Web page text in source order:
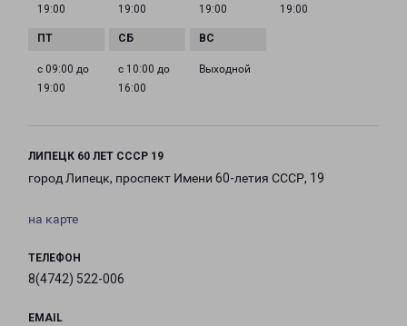
19:00
19:00
19:00
19:00
с 09:00 до
19:00
с 10:00 до
16:00
Выходной
ЛИПЕЦК 60 ЛЕТ СССР 19
город Липецк, проспект Имени 60-летия СССР, 19
на карте
ТЕЛЕФОН
8(4742) 522-006
EMAIL